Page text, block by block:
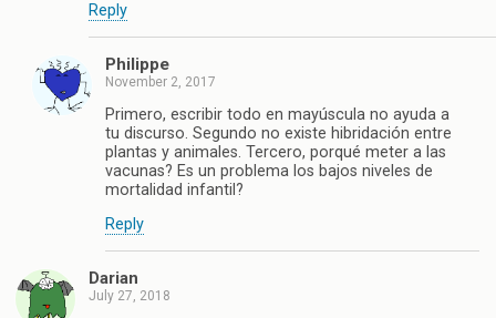
Reply
Philippe
November 2, 2017
Primero, escribir todo en mayúscula no ayuda a
tu discurso. Segundo no existe hibridación entre
plantas y animales. Tercero, porqué meter a las
vacunas? Es un problema los bajos niveles de
mortalidad infantil?
Reply
Darian
July 27, 2018